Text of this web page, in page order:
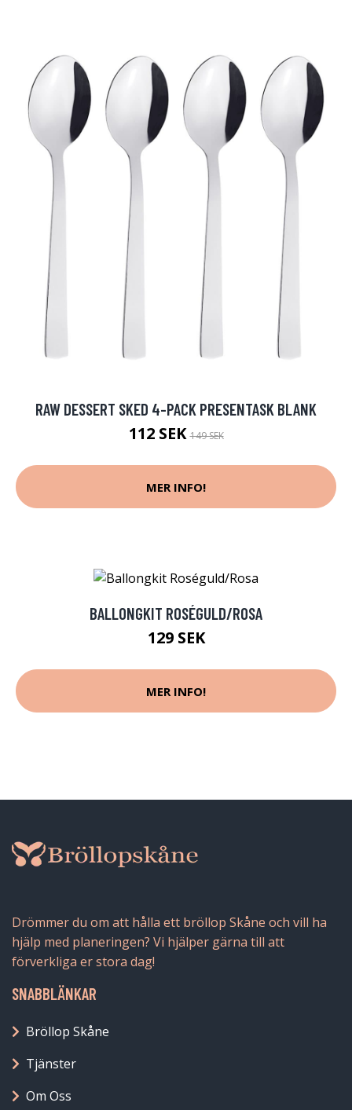
RAW DESSERT SKED 4-PACK PRESENTASK BLANK
112 SEK149 SEK
MER INFO!
BALLONGKIT ROSÉGULD/ROSA
129 SEK
MER INFO!
Drömmer du om att hålla ett bröllop Skåne och vill ha
hjälp med planeringen? Vi hjälper gärna till att
förverkliga er stora dag!
SNABBLÄNKAR
Bröllop Skåne
Tjänster
Om Oss